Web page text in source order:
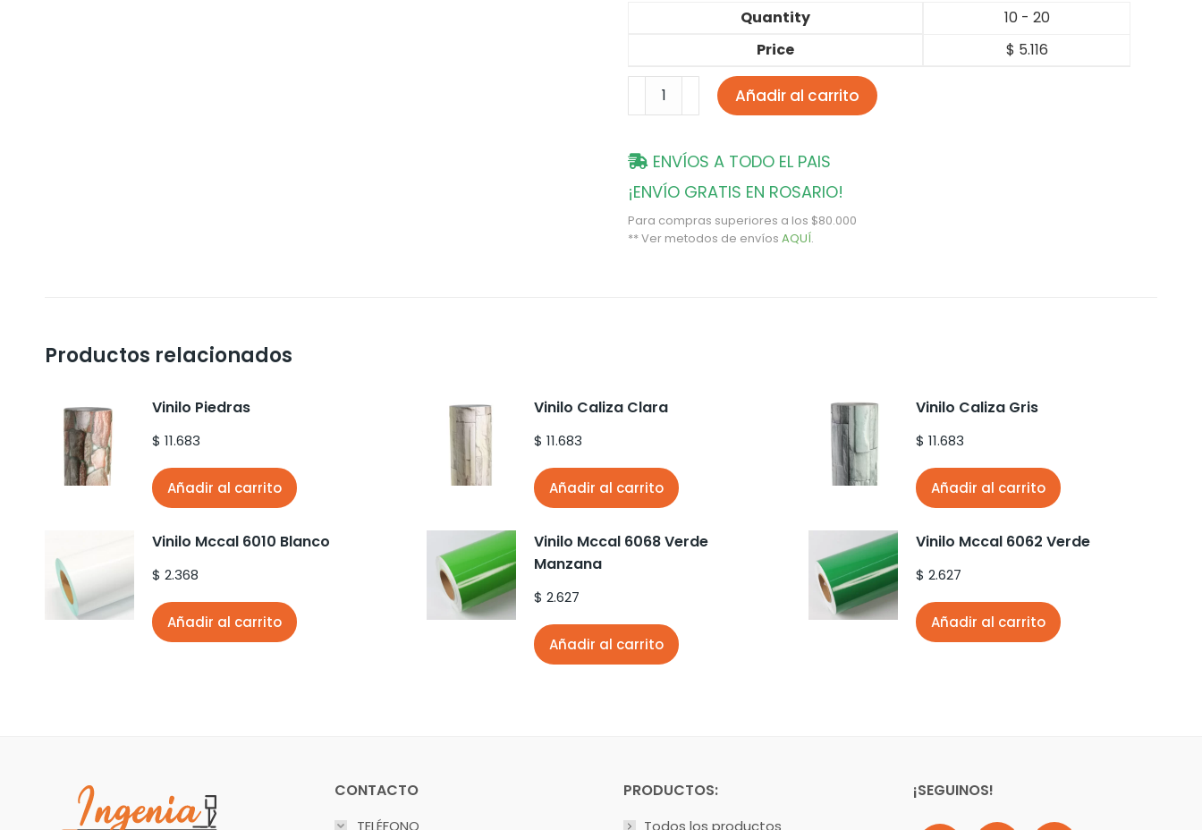
Quantity
10 - 20
Price
$ 5.116
Añadir al carrito
ENVÍOS A TODO EL PAIS
¡ENVÍO GRATIS EN ROSARIO!
Para compras superiores a los $80.000
** Ver metodos de envíos AQUÍ.
Productos relacionados
Vinilo Piedras
$ 11.683
Añadir al carrito
Vinilo Caliza Clara
$ 11.683
Añadir al carrito
Vinilo Caliza Gris
$ 11.683
Añadir al carrito
Vinilo Mccal 6010 Blanco
$ 2.368
Añadir al carrito
Vinilo Mccal 6068 Verde
Manzana
$ 2.627
Añadir al carrito
Vinilo Mccal 6062 Verde
$ 2.627
Añadir al carrito
CONTACTO
TELÉFONO
PRODUCTOS:
Todos los productos
¡SEGUINOS!